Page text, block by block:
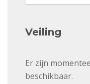
Veiling
Er zijn
beschikbaar.